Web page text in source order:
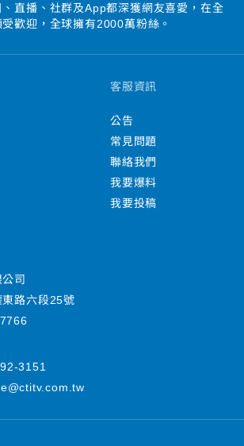
直播、社群及App都深獲網友喜愛，在全
歡迎，全球擁有2000萬粉絲。
客服資訊
公告
常見問題
聯絡我們
我要爆料
我要投稿
司
路六段25號
3151